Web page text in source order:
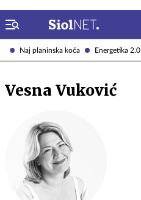
Naj planinska koča Energetika 2.0
Vesna Vuković